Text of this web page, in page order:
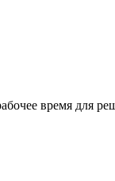
время для